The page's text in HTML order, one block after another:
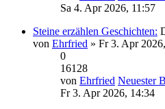
Sa 4. Apr 2026, 11:57
Steine erzählen Geschichten:
von Ehrfried » Fr 3. Apr
0
16128
von Ehrfried Neuester
Fr 3. Apr 2026, 14:34